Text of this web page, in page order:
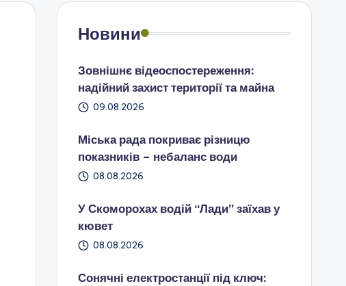
Новини
Зовнішнє відеоспостереження:
надійний захист території та майна
09.08.2026
Міська рада покриває різницю
показників – небаланс води
08.08.2026
У Скоморохах водій “Лади” заїхав у
кювет
08.08.2026
Сонячні електростанції під ключ: